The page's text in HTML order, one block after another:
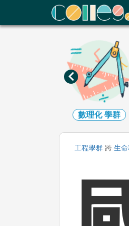
ColleGo! 大學選才與
數理化學群
工程學群 跨 生